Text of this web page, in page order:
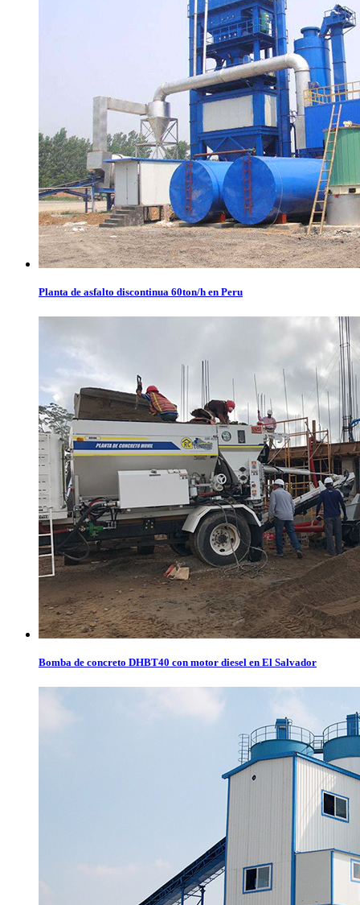
Planta de asfalto discontinua 60ton/h en Peru
Bomba de concreto DHBT40 con motor diesel en El Salvador